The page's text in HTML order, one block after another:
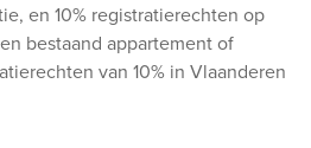
en 10% registratierechten op
bestaand appartement of
van 10% in Vlaanderen